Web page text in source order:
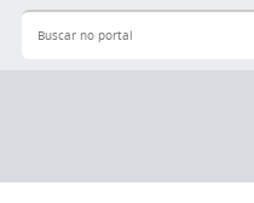
Buscar no portal